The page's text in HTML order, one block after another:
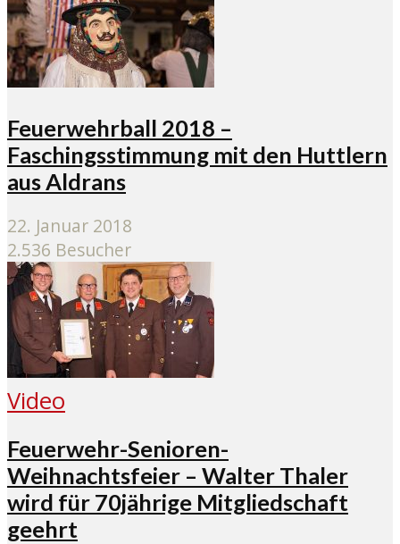
Feuerwehrball 2018 –
Faschingsstimmung mit den Huttlern
aus Aldrans
22. Januar 2018
2.536 Besucher
Video
Feuerwehr-Senioren-
Weihnachtsfeier – Walter Thaler
wird für 70jährige Mitgliedschaft
geehrt